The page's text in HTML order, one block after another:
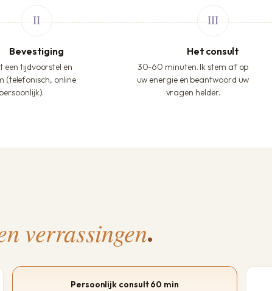
Bevestiging
een tijdvoorstel en
(telefonisch, online
Het consult
30-60 minuten. Ik stem af op
uw energie en beantwoord uw
vragen helder.
verrassingen.
Persoonlijk consult 60 min